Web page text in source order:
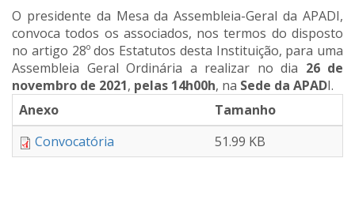
O presidente da Mesa da Assembleia-Geral da APADI,
convoca todos os associados, nos termos do disposto
no artigo 28º dos Estatutos desta Instituição, para uma
Assembleia Geral Ordinária a realizar no dia 26 de
novembro de 2021, pelas 14h00h, na Sede da APADI.
Anexo
Tamanho
Convocatória
51.99 KB